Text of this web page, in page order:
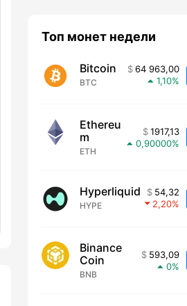
Топ монет недели
Bitcoin
BTC
64 963,00
1,10
Ethereu
m
ETH
1917,13
0,90000
Hyperliquid
HYPE
54,32
2,20
Binance
Coin
BNB
593,09
0